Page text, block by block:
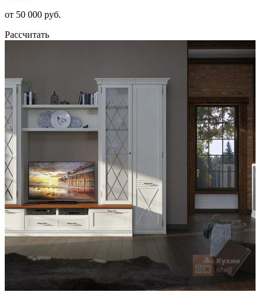
от 50 000 руб.
Рассчитать